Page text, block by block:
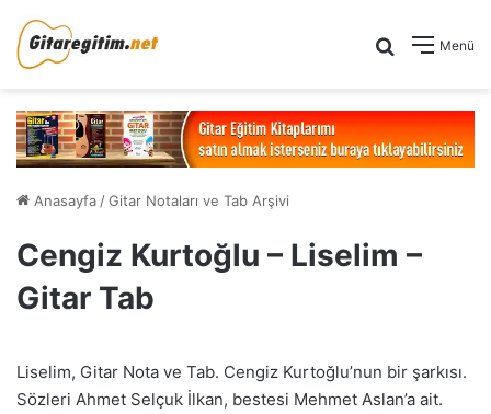
Menü
Arama yap
Anasayfa /Gitar Notaları ve Tab Arşivi
Cengiz Kurtoğlu – Liselim –
Gitar Tab
Liselim, Gitar Nota ve Tab. Cengiz Kurtoğlu’nun bir şarkısı.
Sözleri Ahmet Selçuk İlkan, bestesi Mehmet Aslan’a ait.